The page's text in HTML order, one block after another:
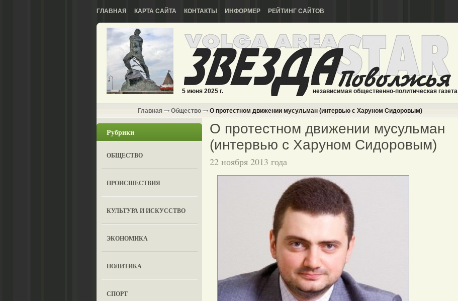
ГЛАВНАЯ КАРТА САЙТА КОНТАКТЫ ИНФОРМЕР РЕЙТИНГ САЙТОВ
5 июня 2025 г. независимая общественно-политическая газета
Главная Общество О протестном движении мусульман (интервью с Харуном Сидоровым)
Рубрики
ОБЩЕСТВО
ПРОИСШЕСТВИЯ
КУЛЬТУРА И ИСКУССТВО
ЭКОНОМИКА
ПОЛИТИКА
СПОРТ
О протестном движении мусульман
(интервью с Харуном Сидоровым)
22 ноября 2013 года